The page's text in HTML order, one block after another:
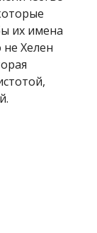
их имена
не Хелен